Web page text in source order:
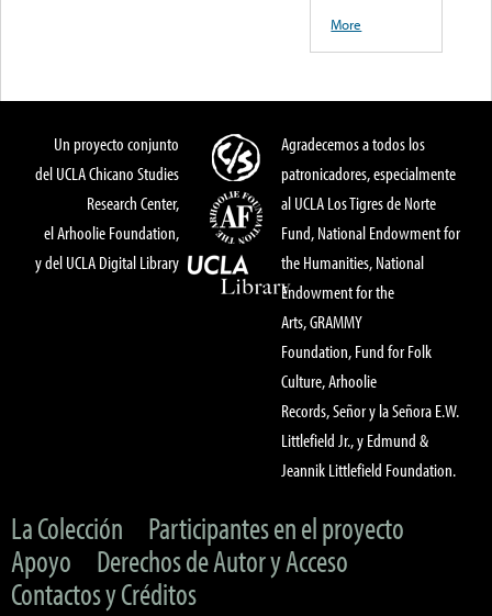
More
Un proyecto conjunto
del UCLA Chicano Studies
Research Center,
el Arhoolie Foundation,
y del UCLA Digital Library
Agradecemos a todos los
patronicadores, especialmente
al UCLA Los Tigres de Norte
Fund, National Endowment for
the Humanities, National
Endowment for the
Arts, GRAMMY
Foundation, Fund for Folk
Culture, Arhoolie
Records, Señor y la Señora E.W.
Littlefield Jr., y Edmund &
Jeannik Littlefield Foundation.
La Colección
Participantes en el proyecto
Apoyo
Derechos de Autor y Acceso
Contactos y Créditos